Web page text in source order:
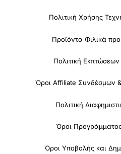
Πολιτική Χρήσης
Προϊόντα Φιλικά
Πολιτική
Όροι Affiliate Συνδέσμων
Πολιτική
Όροι
Όροι Υποβολής και